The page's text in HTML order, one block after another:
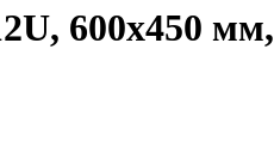
600x450 мм,